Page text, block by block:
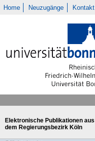
Home Neuzugänge Kontakt
Elektronische Publikationen aus
dem Regierungsbezirk Köln